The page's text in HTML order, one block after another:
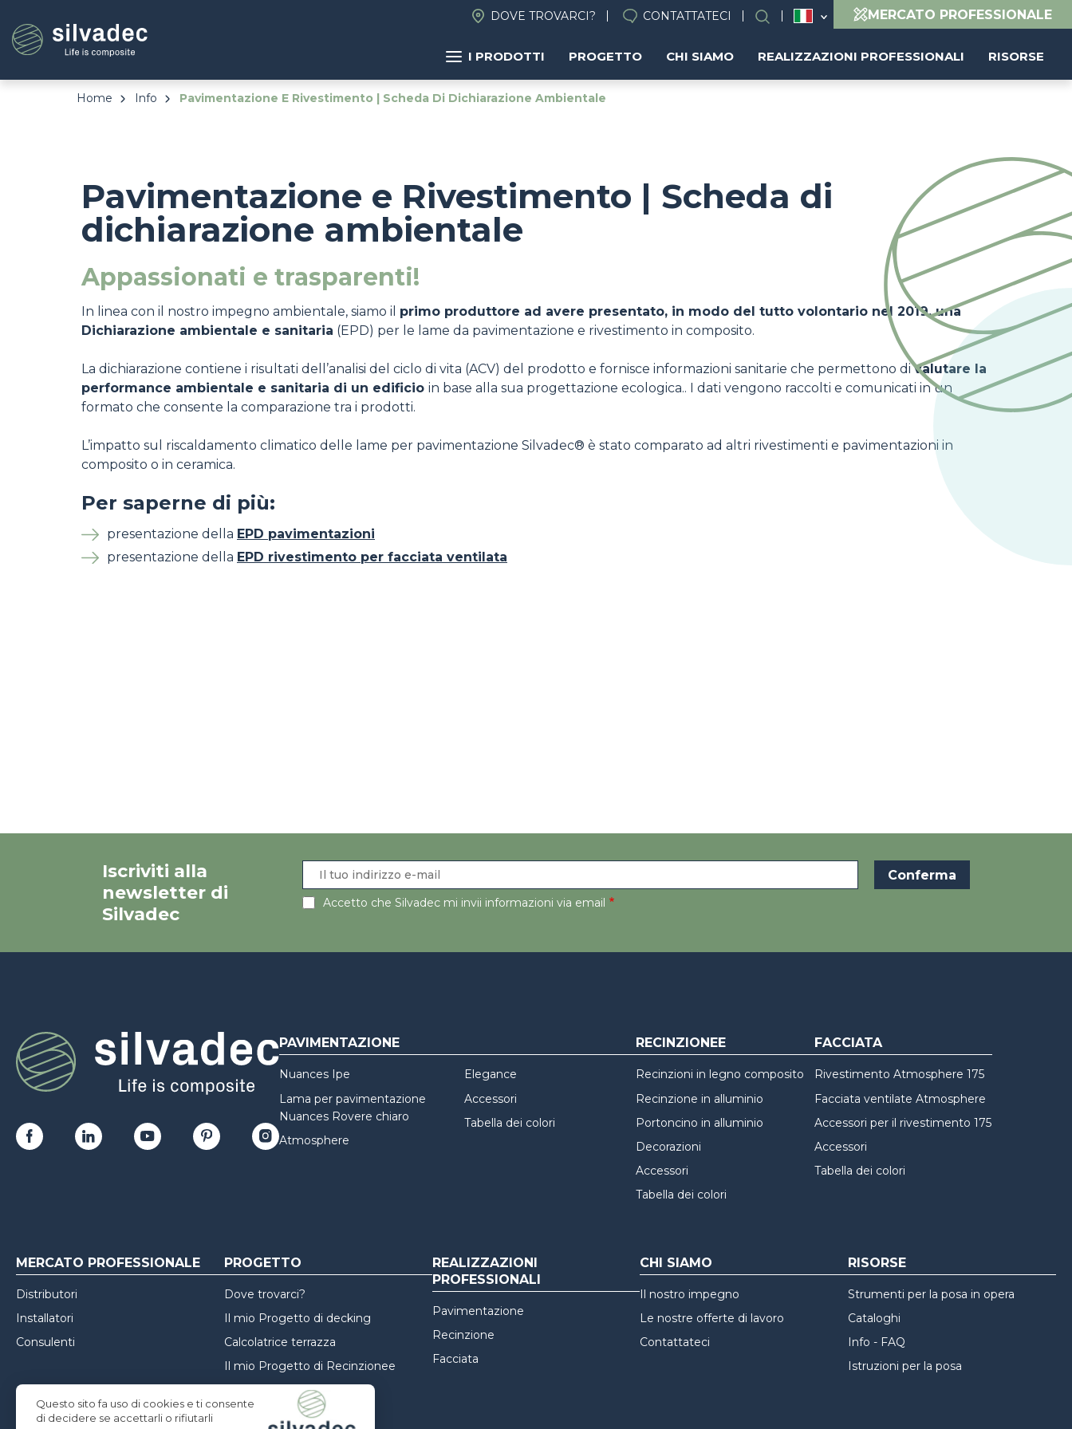
contenuto
principale
DOVE TROVARCI? CONTATTATECI Ricerca MERCATO PROFESSIONALE
I PRODOTTI PROGETTO CHI SIAMO REALIZZAZIONI PROFESSIONALI RISORSE
Home Info Pavimentazione E Rivestimento | Scheda Di Dichiarazione Ambientale
Pavimentazione e Rivestimento | Scheda di
dichiarazione ambientale
Appassionati e trasparenti!
In linea con il nostro impegno ambientale, siamo il primo produttore ad avere presentato, in modo del tutto volontario nel 2019, una
Dichiarazione ambientale e sanitaria (EPD) per le lame da pavimentazione e rivestimento in composito.
La dichiarazione contiene i risultati dell’analisi del ciclo di vita (ACV) del prodotto e fornisce informazioni sanitarie che permettono divalutare la
performance ambientale e sanitaria di un edificio in base alla sua progettazione ecologica.. I dati vengono raccolti e comunicati in un
formato che consente la comparazione tra i prodotti.
L’impatto sul riscaldamento climatico delle lame per pavimentazione Silvadec® è stato comparato ad altri rivestimenti e pavimentazioni in
composito o in ceramica.
Per saperne di più:
presentazione della EPD pavimentazioni
presentazione della EPD rivestimento per facciata ventilata
Iscriviti alla
newsletter di
Silvadec
Accetto che Silvadec mi invii informazioni via email
PAVIMENTAZIONE
Nuances Ipe
Lama per pavimentazione
Nuances Rovere chiaro
Atmosphere
Elegance
Accessori
Tabella dei colori
RECINZIONEE
Recinzioni in legno composito
Recinzione in alluminio
Portoncino in alluminio
Decorazioni
Accessori
Tabella dei colori
FACCIATA
Rivestimento Atmosphere 175
Facciata ventilate Atmosphere
Accessori per il rivestimento 175
Accessori
Tabella dei colori
MERCATO PROFESSIONALE
Distributori
Installatori
Consulenti
PROGETTO
Dove trovarci?
Il mio Progetto di decking
Calcolatrice terrazza
Il mio Progetto di Recinzionee
Il mio Progetto di Facciata
REALIZZAZIONI
PROFESSIONALI
Pavimentazione
Recinzione
Facciata
CHI SIAMO
Il nostro impegno
Le nostre offerte di lavoro
Contattateci
RISORSE
Strumenti per la posa in opera
Cataloghi
Info - FAQ
Istruzioni per la posa
Questo sito fa uso di cookies e ti consente
di decidere se accettarli o rifiutarli